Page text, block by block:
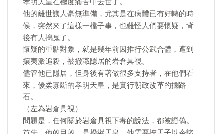
孝明天皇在極度痛苦中去世了。
他的離世讓人毫無準備，尤其是在病體已有好轉的時
候，突然來了這樣一檔子事，也難怪人們要懷疑，背
後有人搗鬼了。
懷疑的重點對象，就是幾年前因推行公武合體，遭到
攘夷派追殺，被撤職隱居的岩倉具視。
儘管他已隱居，但身後有著做很多支持者，在他們看
來，優柔寡斷的孝明天皇，是實行朝政改革的攔路
石。
（左為岩倉具視）
問題是，任何關於岩倉具視下毒的說法，都被證偽。